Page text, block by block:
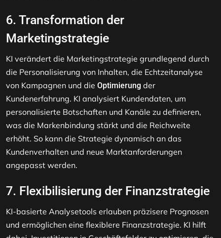
6. Transformation der
Marketingstrategie
KI verändert die Marketingstrategie grundlegend durch
die Personalisierung von Inhalten, die Echtzeitanalyse
von Kampagnen und die Optimierung der
Kundenerfahrung. KI analysiert Kundendaten, um
personalisierte Botschaften und Kanäle zu definieren,
was die Markenbindung stärkt und die Reichweite
erhöht. So kann die Strategie dynamisch an das
Kundenverhalten und neue Marktanforderungen
angepasst werden.
7. Flexibilisierung der Finanzstrategie
KI-basierte Analysetools erlauben präzisere Prognosen
und ermöglichen eine flexiblere Finanzstrategie. KI hilft